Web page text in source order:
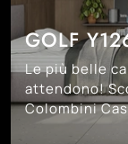
GOLF
Le più belle
attendono!
Colombini